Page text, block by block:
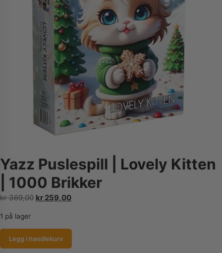
Yazz Puslespill | Lovely Kitten
| 1000 Brikker
kr369,00 Opprinnelig
kr 369,00.
kr 259,00Nåværende
kr 259,00.
1 på lager
Yazz
Puslespill
Legg i handlekurv